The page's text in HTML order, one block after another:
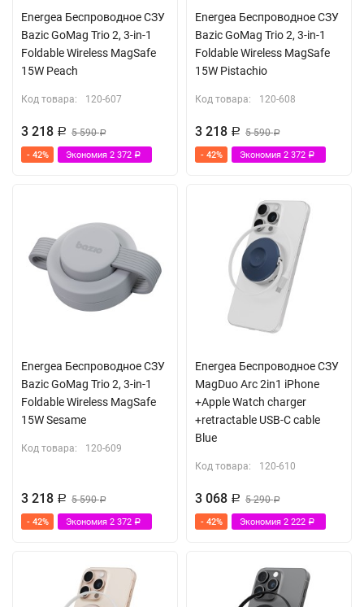
Energea Беспроводное СЗУ
Bazic GoMag Trio 2, 3-in-1
Foldable Wireless MagSafe
15W Peach
Код товара: 120-607
3 218 Р 5 590Р
- 42% Экономия 2 372 Р
Energea Беспроводное СЗУ
Bazic GoMag Trio 2, 3-in-1
Foldable Wireless MagSafe
15W Pistachio
Код товара: 120-608
3 218 Р 5 590Р
- 42% Экономия 2 372 Р
Energea Беспроводное СЗУ
Bazic GoMag Trio 2, 3-in-1
Foldable Wireless MagSafe
15W Sesame
Код товара: 120-609
3 218 Р 5 590Р
- 42% Экономия 2 372 Р
Energea Беспроводное СЗУ
MagDuo Arc 2in1 iPhone
+Apple Watch charger
+retractable USB-C cable
Blue
Код товара: 120-610
3 068 Р 5 290Р
- 42% Экономия 2 222 Р